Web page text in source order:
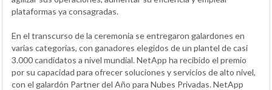
plataformas ya consagradas.
En el transcurso de la ceremonia se entregaron galardones en
varias categorías, con ganadores elegidos de un plantel de casi
3.000 candidatos a nivel mundial. NetApp ha recibido el premio
por su capacidad para ofrecer soluciones y servicios de alto nivel,
con el galardón Partner del Año para Nubes Privadas. NetApp